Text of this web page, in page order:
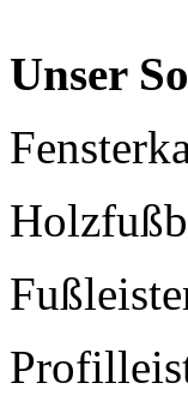
Unser